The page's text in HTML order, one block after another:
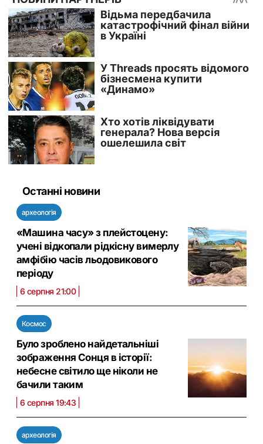
Останні новини
археологія
«Машина часу» з плейстоцену:
учені відкопали рідкісну вимерлу
амфібію часів льодовикового
періоду
6 серпня 21:00
Космос
Було зроблено найдетальніші
зображення Сонця в історії:
небесне світило ще ніколи не
бачили таким
6 серпня 19:43
археологія